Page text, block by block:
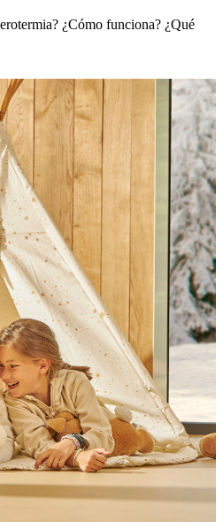
¿Cómo funciona? ¿Qué